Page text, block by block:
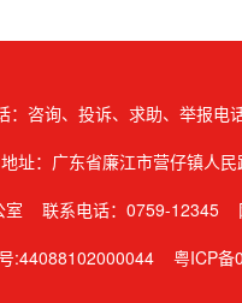
：咨询、投诉、求助、举报电
址：广东省廉江市营仔镇人民
室 联系电话：0759-12345
:44088102000044 粤ICP备